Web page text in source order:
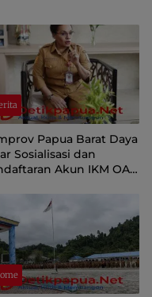
Papua Barat Daya
Sosialisasi dan
Akun IKM OAP